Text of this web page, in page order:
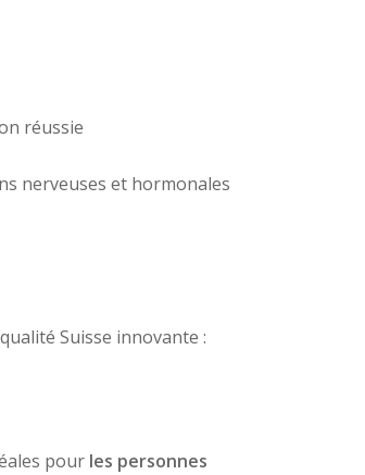
réussie
nerveuses et hormonales
Suisse innovante :
pour les personnes